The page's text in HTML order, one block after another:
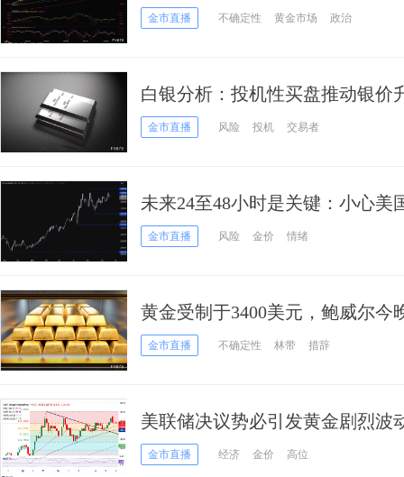
价短线或剑指3300？
金市直播 不确定性 黄金市场 政治
白银分析：投机性买盘推动银价
策略至关重要
金市直播 风险 投机 交易者
未来24至48小时是关键：小心美
探3400失败，鲍威尔驾到
金市直播 风险 金价 情绪
黄金受制于3400美元，鲍威尔今
金市直播 不确定性 林带 措辞
美联储决议势必引发黄金剧烈波
师：这一幕恐引发金价大跌
金市直播 经济 金价 高位